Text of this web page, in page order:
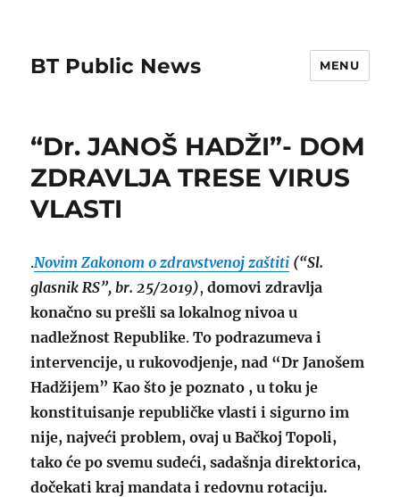
BT Public News MENU
“Dr. JANOŠ HADŽI”- DOM
ZDRAVLJA TRESE VIRUS
VLASTI
.Novim Zakonom o zdravstvenoj zaštiti (“Sl.
glasnik RS”, br. 25/2019),domovi zdravlja
konačno su prešli sa lokalnog nivoa u
nadležnost Republike.To podrazumeva i
intervencije, u rukovodjenje, nad “Dr Janošem
Hadžijem” Kao što je poznato , u toku je
konstituisanje republičke vlasti i sigurno im
nije, najveći problem, ovaj u Bačkoj Topoli,
tako će po svemu sudeći, sadašnja direktorica,
dočekati kraj mandata i redovnu rotaciju.